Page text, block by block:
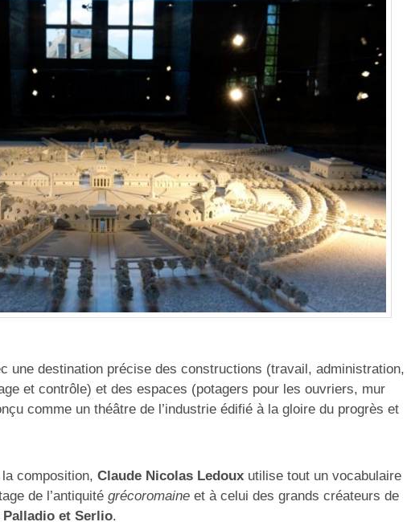
une destination précise des constructions (travail, administration,
et contrôle) et des espaces (potagers pour les ouvriers, mur
comme un théâtre de l’industrie édifié à la gloire du progrès et
composition, Claude Nicolas Ledoux utilise tout un vocabulaire
de l’antiquité grécoromaine et à celui des grands créateurs de
Palladio et Serlio.